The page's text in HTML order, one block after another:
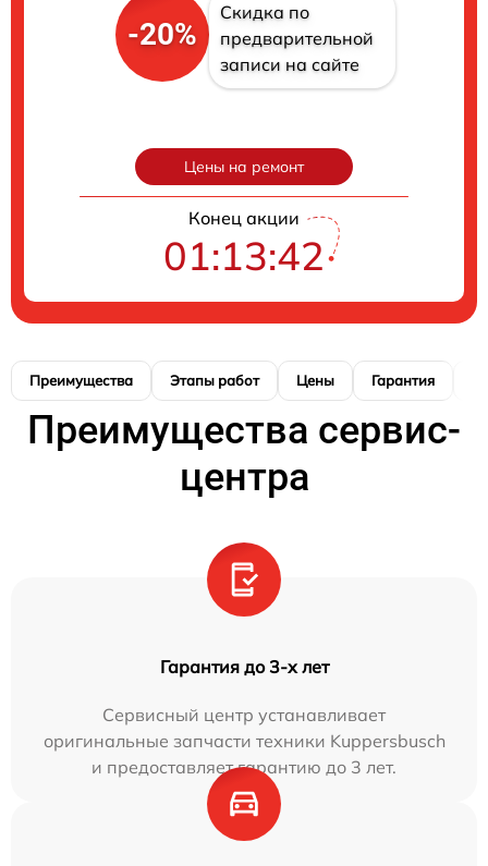
-20%
Скидка по
предварительной
записи на сайте
Цены на ремонт
Конец акции
01:13:41
Преимущества Этапы работ Цены Гарантия
Преимущества сервис-
центра
Гарантия до 3-х лет
Сервисный центр устанавливает
оригинальные запчасти техники Kuppersbusch
и предоставляет гарантию до 3 лет.